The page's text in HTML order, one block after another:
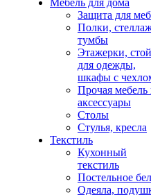
Мебель для дома
Защита для
Полки,
тумбы
Этажерки,
для одежды,
шкафы с
Прочая мебель
аксессуары
Столы
Стулья, кресла
Текстиль
Кухонный
текстиль
Постельное
Одеяла,